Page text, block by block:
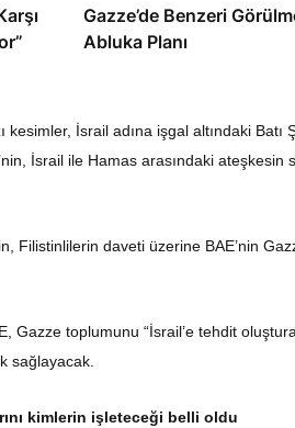
​​​​​​​Gazze’de Benzeri
Abluka Planı
İsrail adına işgal altındaki Batı
İsrail ile Hamas arasındaki
Filistinlilerin daveti üzerine BAE’nin
Gazze toplumunu “İsrail’e tehdit
sağlayacak.
kimlerin işleteceği belli oldu